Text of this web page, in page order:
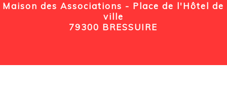
Maison des Associations - Place de l'Hôtel de
ville
79300 BRESSUIRE